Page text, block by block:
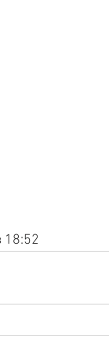
18:52